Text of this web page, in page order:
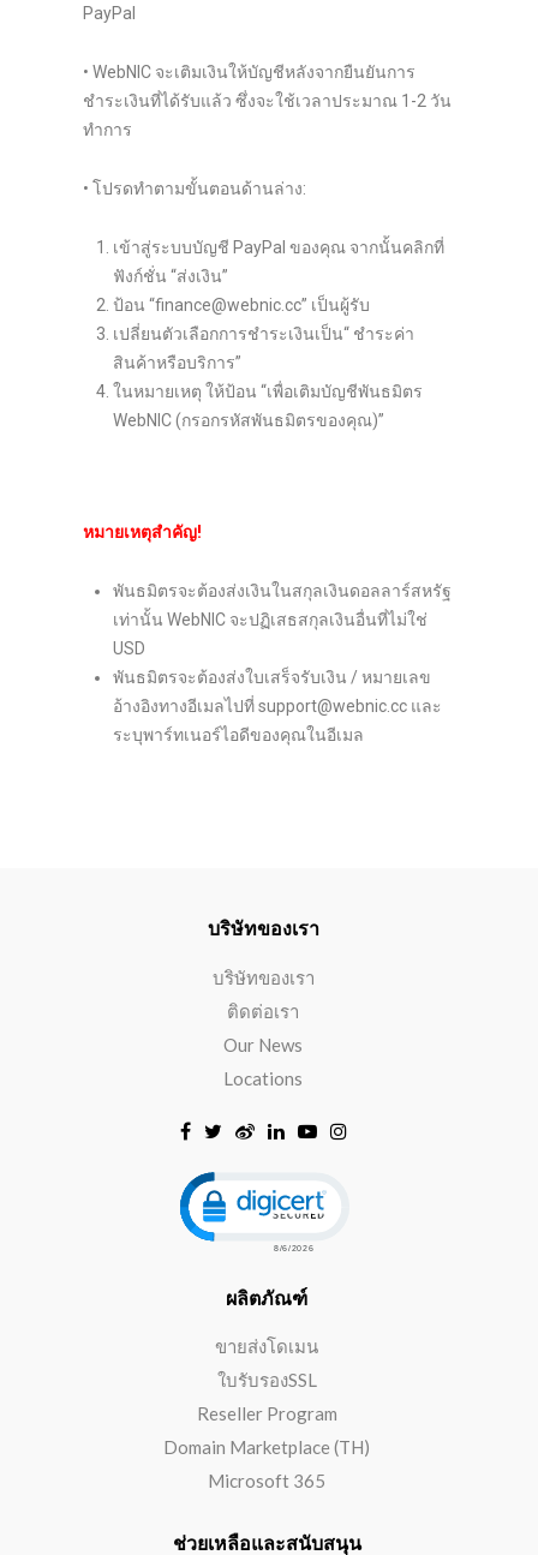
PayPal
• WebNIC จะเติมเงินให้บัญชีหลังจากยืนยันการ
ชำระเงินที่ได้รับแล้ว ซึ่งจะใช้เวลาประมาณ 1-2 วัน
ทำการ
• โปรดทำตามขั้นตอนด้านล่าง:
เข้าสู่ระบบบัญชี PayPal ของคุณ จากนั้นคลิกที่
ฟังก์ชั่น “ส่งเงิน”
ป้อน “finance@webnic.cc” เป็นผู้รับ
เปลี่ยนตัวเลือกการชำระเงินเป็น“ ชำระค่า
สินค้าหรือบริการ”
ในหมายเหตุ ให้ป้อน “เพื่อเติมบัญชีพันธมิตร
WebNIC (กรอกรหัสพันธมิตรของคุณ)”
หมายเหตุสำคัญ!
พันธมิตรจะต้องส่งเงินในสกุลเงินดอลลาร์สหรัฐ
เท่านั้น WebNIC จะปฏิเสธสกุลเงินอื่นที่ไม่ใช่
USD
พันธมิตรจะต้องส่งใบเสร็จรับเงิน / หมายเลข
อ้างอิงทางอีเมลไปที่ support@webnic.cc และ
ระบุพาร์ทเนอร์ไอดีของคุณในอีเมล
บริษัทของเรา
บริษัทของเรา
ติดต่อเรา
Our News
Locations
ผลิตภัณฑ์
ขายส่งโดเมน
ใบรับรองSSL
Reseller Program
Domain Marketplace (TH)
Microsoft 365
ช่วยเหลือและสนับสนุน